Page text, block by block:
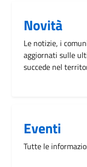
Novità
Le notizie, i
aggiornati sulle
succede nel
Eventi
Tutte le